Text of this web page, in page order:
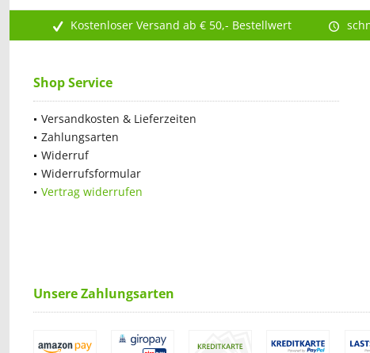
Kostenloser Versand ab € 50,- Bestellwert
Shop Service
Versandkosten & Lieferzeiten
Zahlungsarten
Widerruf
Widerrufsformular
Vertrag widerrufen
Unsere Zahlungsarten